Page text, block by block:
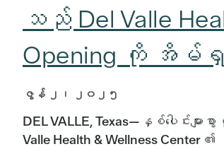
သည် Del Valle
Opening ကို အိ
ဇွန် ၂၊ ၂၀၂၅
DEL VALLE, Texas—နှစ်ပေါင်းမျ
Valle Health & Wellness